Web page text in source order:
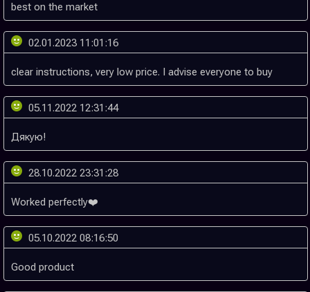
02.01.2023 11:01:16
05.11.2022 12:31:44
28.10.2022 23:31:28
05.10.2022 08:16:50